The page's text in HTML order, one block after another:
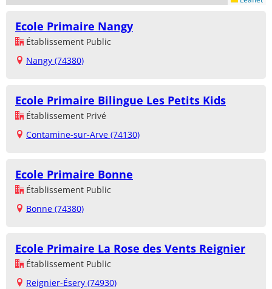
Ecole Primaire Nangy
Établissement Public
Nangy (74380)
Ecole Primaire Bilingue Les Petits Kids
Établissement Privé
Contamine-sur-Arve (74130)
Ecole Primaire Bonne
Établissement Public
Bonne (74380)
Ecole Primaire La Rose des Vents Reignier
Établissement Public
Reignier-Ésery (74930)